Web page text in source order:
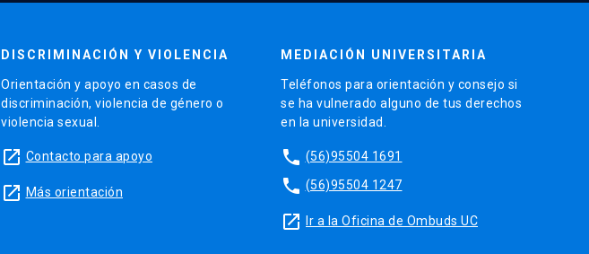
DISCRIMINACIÓN Y VIOLENCIA
Orientación y apoyo en casos de
discriminación, violencia de género o
violencia sexual.
launch Contacto para apoyo
launch Más orientación
MEDIACIÓN UNIVERSITARIA
Teléfonos para orientación y consejo si
se ha vulnerado alguno de tus derechos
en la universidad.
phone (56)95504 1691
phone (56)95504 1247
launch Ir a la Oficina de Ombuds UC